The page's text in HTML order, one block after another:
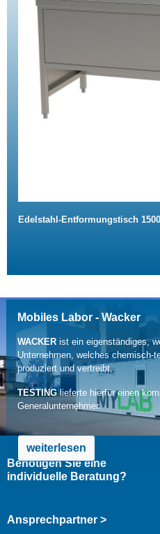
Edelstahl-Entformungstisch
Mobiles Labor - Wacker
WACKERist ein eigenständiges,
Unternehmen, welches chemisch-
produziert und vertreibt.
TESTINGlieferte hierfür einen
Generalunternehmer.
weiterlesen
Benötigen Sie eine
individuelle Beratung?
Ansprechpartner >